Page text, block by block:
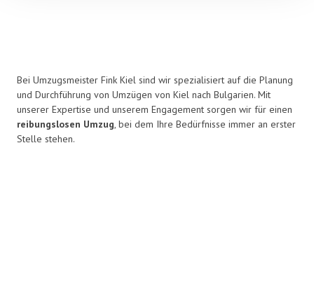
Bei Umzugsmeister Fink Kiel sind wir spezialisiert auf die Planung
und Durchführung von Umzügen von Kiel nach Bulgarien. Mit
unserer Expertise und unserem Engagement sorgen wir für einen
reibungslosen Umzug, bei dem Ihre Bedürfnisse immer an erster
Stelle stehen.